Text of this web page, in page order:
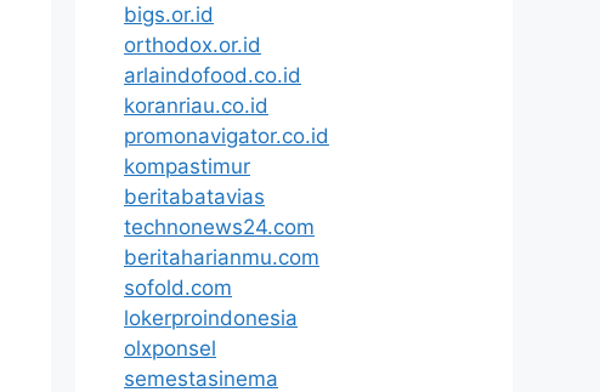
bigs.or.id
orthodox.or.id
arlaindofood.co.id
koranriau.co.id
promonavigator.co.id
kompastimur
beritabatavias
technonews24.com
beritaharianmu.com
sofold.com
lokerproindonesia
olxponsel
semestasinema